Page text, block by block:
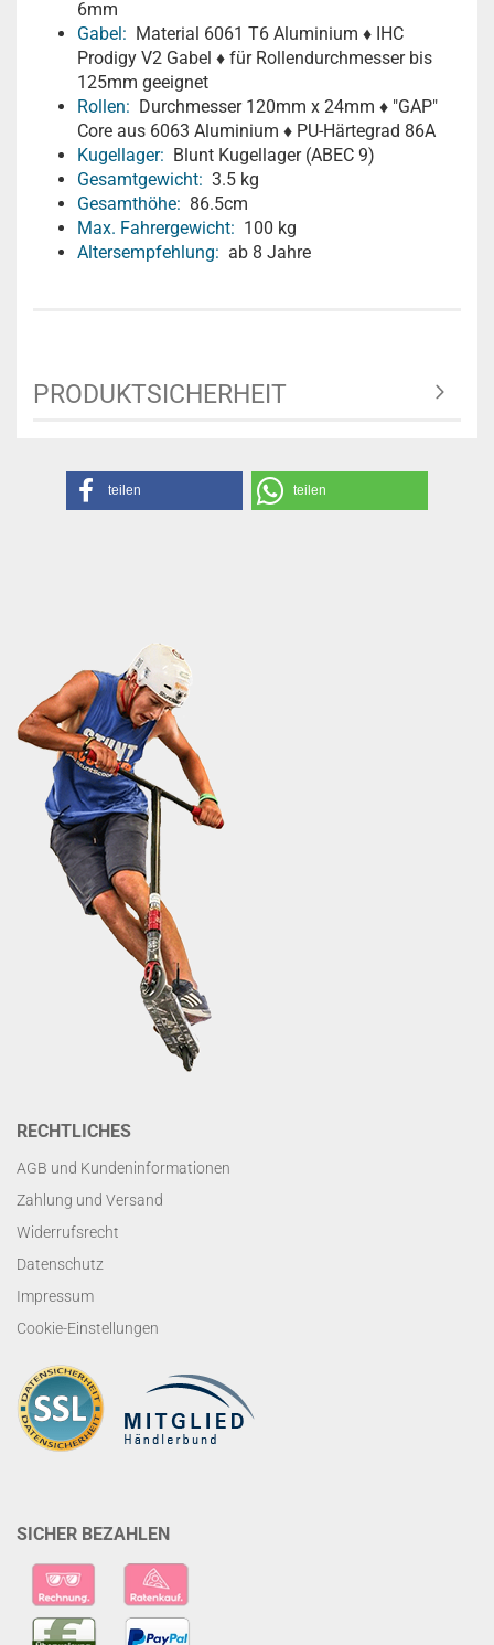
6mm
Gabel: Material 6061 T6 Aluminium ♦ IHC
Prodigy V2 Gabel ♦ für Rollendurchmesser bis
125mm geeignet
Rollen: Durchmesser 120mm x 24mm ♦ "GAP"
Core aus 6063 Aluminium ♦ PU-Härtegrad 86A
Kugellager: Blunt Kugellager (ABEC 9)
Gesamtgewicht: 3.5 kg
Gesamthöhe: 86.5cm
Max. Fahrergewicht: 100 kg
Altersempfehlung: ab 8 Jahre
PRODUKTSICHERHEIT
teilen teilen
RECHTLICHES
AGB und Kundeninformationen
Zahlung und Versand
Widerrufsrecht
Datenschutz
Impressum
Cookie-Einstellungen
SICHER BEZAHLEN